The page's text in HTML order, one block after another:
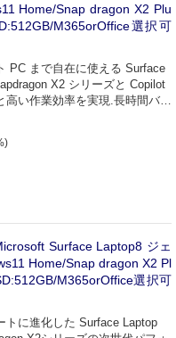
Home/Snap dragon X2 Plu
M365orOffice選択可
PC まで自在に使える Surface
X2 シリーズと Copilot
い作業効率を実現.長時間バッ
です。
Surface Laptop8 ジェ
Home/Snap dragon X2 Pl
M365orOffice選択可
トに進化した Surface Laptop